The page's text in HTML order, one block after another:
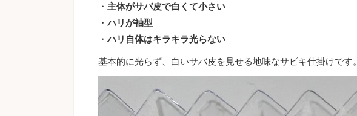
・ 主体がサバ皮で白くて小さい
・ハリが袖型
・ハリ自体はキラキラ光らない
基本的に光らず、白いサバ皮を見せる地味なサビキ仕掛けです。